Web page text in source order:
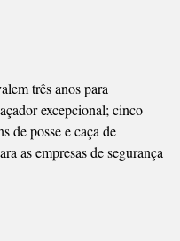
três anos para
excepcional; cinco
de posse e caça de
as empresas de segurança